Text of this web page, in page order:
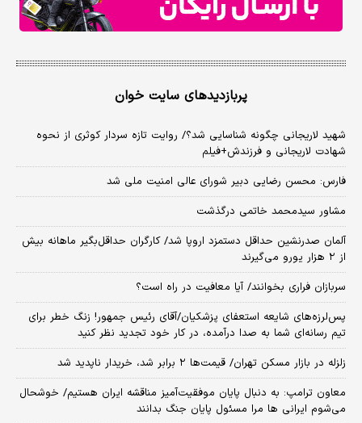
پربازدیدهای سایت خوان
شهید لاریجانی چگونه شناسایی شد؟/ روایت تازه سردار کوثری از نحوه
شهادت لاریجانی و فرزندش+فیلم
فارس: محسن رضایی دبیر شورای عالی امنیت ملی شد
مشاور سیدمحمد خاتمی درگذشت
آلمان صدرنشین حداقل دستمزد اروپا شد/ کارگران حداقل‌بگیر ماهانه بیش
از ۲ هزار یورو می‌گیرند
سربازان فراری بخوانند/ آیا معافیت در راه است؟
پس‌لرزه‌های شایعه استعفای پزشکیان/آقای رئیس جمهور! زنگ خطر برای
تیم رسانه‌ای شما به صدا درآمده، در کار خود تجدید نظر کنید
زلزله در بازار مسکن تهران/ قیمت‌ها ۲ برابر شد، خریدار ناپدید شد
معاون ترامپ: به دنبال پایان موفقیت‌آمیز مناقشه ایران هستیم/ خوشحال
می‌شوم ایرانی ها مرا مسئول پایان جنگ بدانند